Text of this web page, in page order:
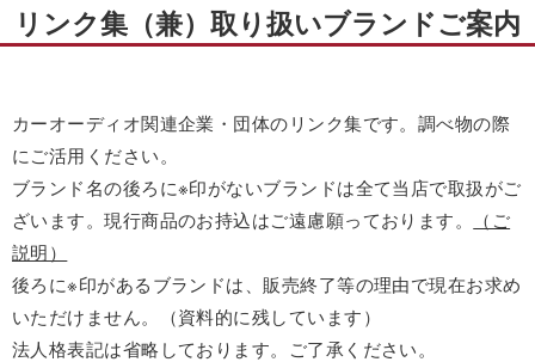
a
t
i
リンク集（兼）取り扱いブランドご案内
カーオーディオ関連企業・団体のリンク集です。調べ物の際
にご活用ください。
ブランド名の後ろに※印がないブランドは全て当店で取扱がご
ざいます。現行商品のお持込はご遠慮願っております。
（ご
説明）
後ろに※印があるブランドは、販売終了等の理由で現在お求め
いただけません。（資料的に残しています）
法人格表記は省略しております。ご了承ください。